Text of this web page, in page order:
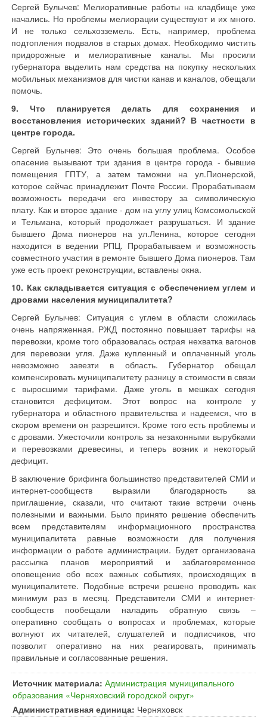
Сергей Булычев: Мелиоративные работы на кладбище уже
начались. Но проблемы мелиорации существуют и их много.
И не только сельхозземель. Есть, например, проблема
подтопления подвалов в старых домах. Необходимо чистить
придорожные и мелиоративные каналы. Мы просили
губернатора выделить нам средства на покупку нескольких
мобильных механизмов для чистки канав и каналов, обещали
помочь.
9. Что планируется делать для сохранения и
восстановления исторических зданий? В частности в
центре города.
Сергей Булычев: Это очень большая проблема. Особое
опасение вызывают три здания в центре города - бывшие
помещения ГПТУ, а затем таможни на ул.Пионерской,
которое сейчас принадлежит Почте России. Прорабатываем
возможность передачи его инвестору за символическую
плату. Как и второе здание - дом на углу улиц Комсомольской
и Тельмана, который продолжает разрушаться. И здание
бывшего Дома пионеров на ул.Ленина, которое сегодня
находится в ведении РПЦ. Прорабатываем и возможность
совместного участия в ремонте бывшего Дома пионеров. Там
уже есть проект реконструкции, вставлены окна.
10. Как складывается ситуация с обеспечением углем и
дровами населения муниципалитета?
Сергей Булычев: Ситуация с углем в области сложилась
очень напряженная. РЖД постоянно повышает тарифы на
перевозки, кроме того образовалась острая нехватка вагонов
для перевозки угля. Даже купленный и оплаченный уголь
невозможно завезти в область. Губернатор обещал
компенсировать муниципалитету разницу в стоимости в связи
с выросшими тарифами. Даже уголь в мешках сегодня
становится дефицитом. Этот вопрос на контроле у
губернатора и областного правительства и надеемся, что в
скором времени он разрешится. Кроме того есть проблемы и
с дровами. Ужесточили контроль за незаконными вырубками
и перевозками древесины, и теперь возник и некоторый
дефицит.
В заключение брифинга большинство представителей СМИ и
интернет-сообществ выразили благодарность за
приглашение, сказали, что считают такие встречи очень
полезными и важными. Было принято решение обеспечить
всем представителям информационного пространства
муниципалитета равные возможности для получения
информации о работе администрации. Будет организована
рассылка планов мероприятий и заблаговременное
оповещение обо всех важных событиях, происходящих в
муниципалитете. Подобные встречи решено проводить как
минимум раз в месяц. Представители СМИ и интернет-
сообществ пообещали наладить обратную связь –
оперативно сообщать о вопросах и проблемах, которые
волнуют их читателей, слушателей и подписчиков, что
позволит оперативно на них реагировать, принимать
правильные и согласованные решения.
Источник материала: Администрация муниципального
образования «Черняховский городской округ»
Административная единица: Черняховск